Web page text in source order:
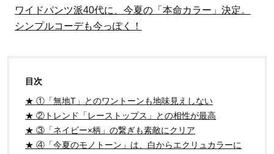
ワイドパンツ派40代に、今夏の「本命カラー」決定。
シンプルコーデも今っぽく！
目次
★ ①「無地T」とのワントーンも地味見えしない
★ ②トレンド「レーストップス」との相性が最高
★ ③「ネイビー×柄」の繋ぎも素敵にクリア
★ ④「今夏のモノトーン」は、白からエクリュカラーに